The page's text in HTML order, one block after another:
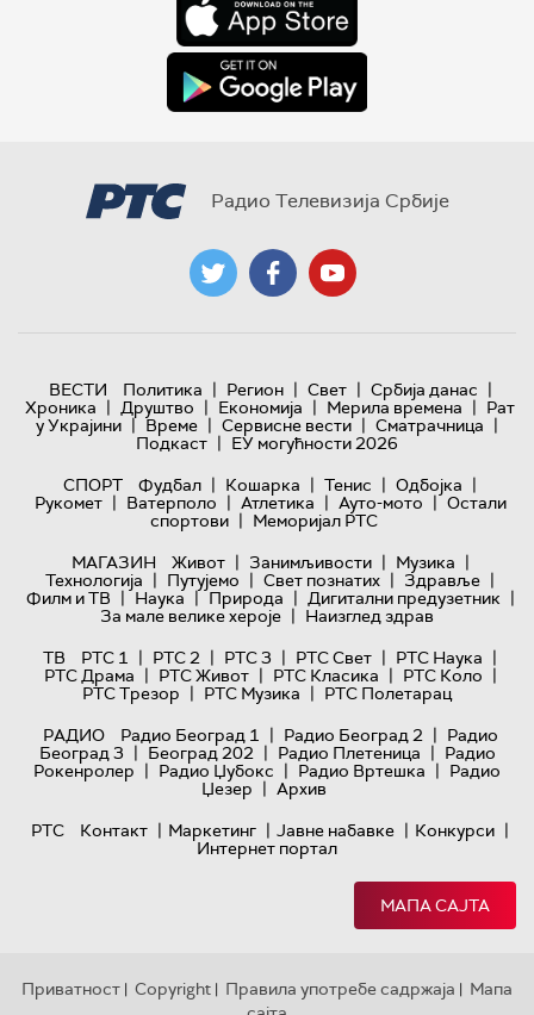
Радио Телевизија Србије
ВЕСТИ Политика | Регион | Свет | Србија данас |
Хроника | Друштво | Економија | Мерила времена | Рат
у Украјини | Време | Сервисне вести | Сматрачница |
Подкаст | ЕУ могућности 2026
СПОРТ
Фудбал | Кошарка | Тенис | Одбојка |
Рукомет | Ватерполо | Атлетика | Ауто-мото | Остали
спортови | Меморијал РТС
МАГАЗИН
Живот | Занимљивости | Музика |
Технологијa | Путујемо | Свет познатих | Здравље |
Филм и ТВ | Наука | Природа | Дигитални предузетник |
За мале велике хероје | Наизглед здрав
ТВ
РТС 1 | РТС 2 | РТС 3 | РТС Свет | РТС Наука |
РТС Драма | РТС Живот | РТС Класика | РТС Коло |
РТС Трезор | РТС Музика | РТС Полетарац
РАДИО
Радио Београд 1 | Радио Београд 2 | Радио
Београд 3 | Београд 202 | Радио Плетеница | Радио
Рокенролер | Радио Џубокс | Радио Вртешка | Радио
Џезер | Архив
РТС
Контакт | Маркетинг | Јавне набавке | Конкурси |
Интернет портал
МАПА САЈТА
Приватност | Copyright | Правила употребе садржаја | Мапа